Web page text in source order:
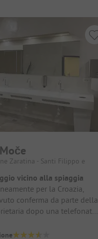
Zaratina - Santi Filippo e
vicino alla spiaggia
per la Croazia,
conferma da parte della
dopo una telefonata.